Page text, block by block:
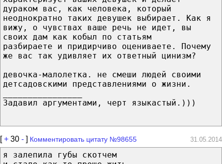
дураком вас, как человека, который
неоднократно таких девушек выбирает. Как я
вижу, о чувствах ваше речь не идет, вы
своих дам как кобыл по статьям
разбираете и придирчиво оцениваете. Почему
же вас так удивляет их ответный цинизм?
девочка-малолетка. не смеши людей своими
детсадовскими представлениями о жизни.
Задавил аргументами, черт языкастый.)))
[+ 30 - ] Комментировать цитату №98655 31.05.2014
я залепила губы скотчем